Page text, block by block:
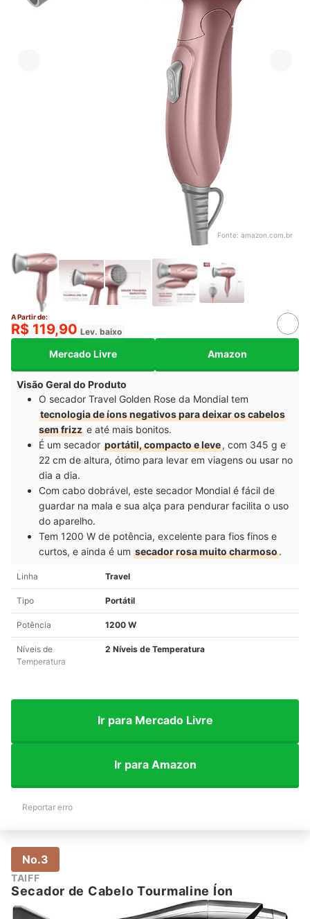
Fonte: amazon.com.br
A Partir de:
R$ 119,90 Lev. baixo
Mercado Livre Amazon
Visão Geral do Produto
O secador Travel Golden Rose da Mondial tem
tecnologia de íons negativos para deixar os cabelos
sem frizz e até mais bonitos.
É um secador portátil, compacto e leve, com 345 g e
22 cm de altura, ótimo para levar em viagens ou usar no
dia a dia.
Com cabo dobrável, este secador Mondial é fácil de
guardar na mala e sua alça para pendurar facilita o uso
do aparelho.
Tem 1200 W de potência, excelente para fios finos e
curtos, e ainda é um secador rosa muito charmoso.
Linha Travel
Tipo Portátil
Potência 1200 W
Níveis de
Temperatura
2 Níveis de Temperatura
Ir para Mercado Livre
Ir para Amazon
Reportar erro
No.3
TAIFF
Secador de Cabelo Tourmaline Íon